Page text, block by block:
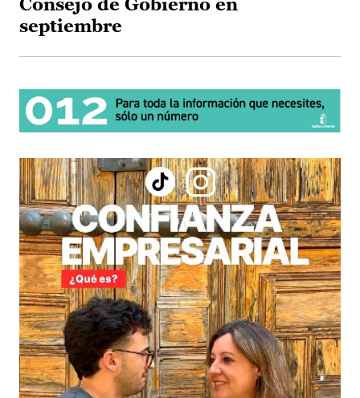
Consejo de Gobierno en
septiembre